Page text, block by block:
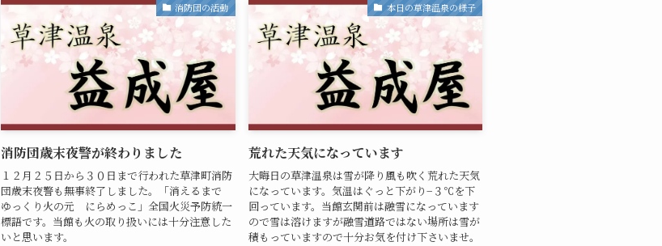
消防団の活動
消防団歳末夜警が終わりました
１２月２５日から３０日まで行われた草津町消防
団歳末夜警も無事終了しました。「消えるまで
ゆっくり火の元 にらめっこ」全国火災予防統一
標語です。当館も火の取り扱いには十分注意した
いと思います。
本日の草津温泉の様子
荒れた天気になっています
大晦日の草津温泉は雪が降り風も吹く荒れた天気
になっています。気温はぐっと下がり−３℃を下
回っています。当館玄関前は融雪になっています
ので雪は溶けますが融雪道路ではない場所は雪が
積もっていますので十分お気を付け下さいませ。